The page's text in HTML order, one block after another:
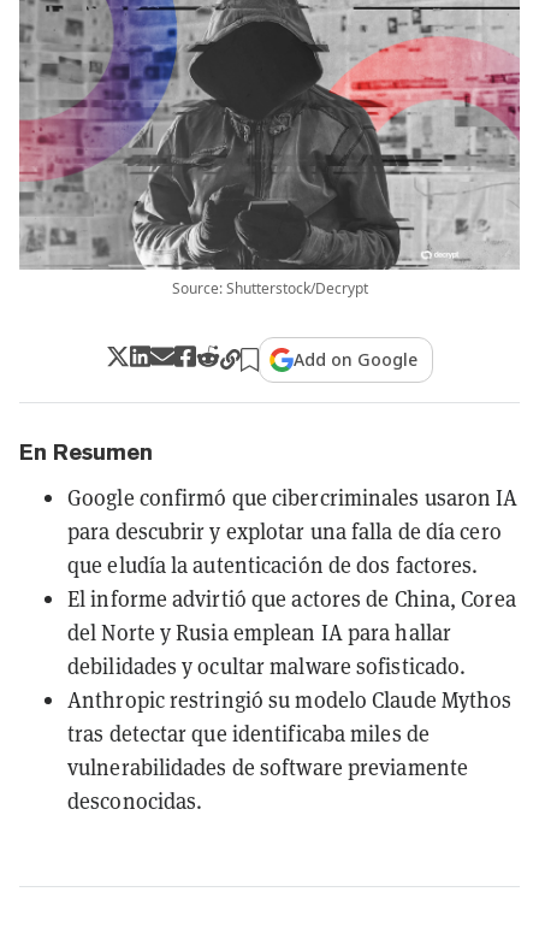
Source: Shutterstock/Decrypt
Add on Google
En Resumen
Google confirmó que cibercriminales usaron IA
para descubrir y explotar una falla de día cero
que eludía la autenticación de dos factores.
El informe advirtió que actores de China, Corea
del Norte y Rusia emplean IA para hallar
debilidades y ocultar malware sofisticado.
Anthropic restringió su modelo Claude Mythos
tras detectar que identificaba miles de
vulnerabilidades de software previamente
desconocidas.